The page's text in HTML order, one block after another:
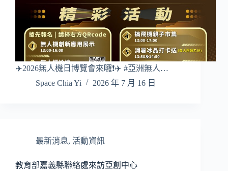
✈️2026無人機日博覽會來囉❗️✈️ #亞洲無人…
Space Chia Yi
2026 年 7 月 16 日
最新消息, 活動資訊
教育部嘉義縣聯絡處來訪亞創中心